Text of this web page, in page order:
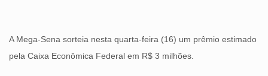
A Mega-Sena sorteia nesta quarta-feira (16) um prêmio estimado
pela Caixa Econômica Federal em R$ 3 milhões.